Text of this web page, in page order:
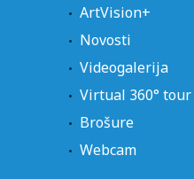
ArtVision+
Novosti
Videogalerija
Virtual 360° tour
Brošure
Webcam